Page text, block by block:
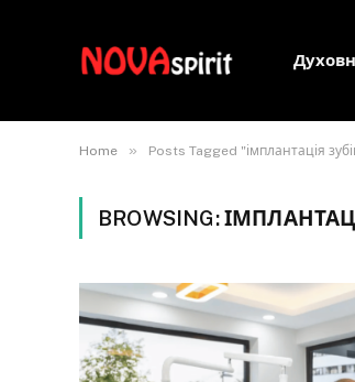
Home » Posts Tagged "імплантація
BROWSING: